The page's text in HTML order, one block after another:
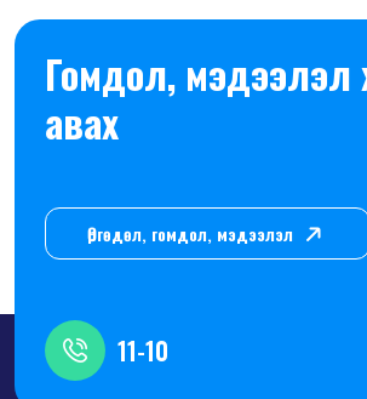
Гомдол, мэдээлэл
авах
Өргөдөл, гомдол, мэдээлэл
11-10